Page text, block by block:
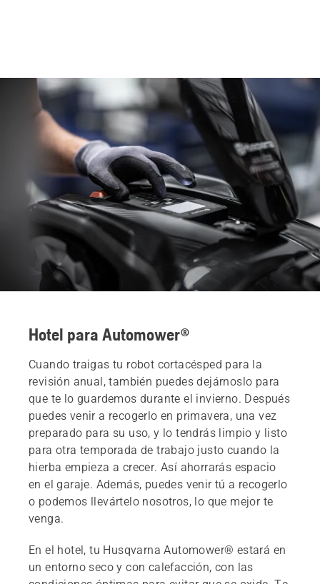
Hotel para Automower®
Cuando traigas tu robot cortacésped para la
revisión anual, también puedes dejárnoslo para
que te lo guardemos durante el invierno. Después
puedes venir a recogerlo en primavera, una vez
preparado para su uso, y lo tendrás limpio y listo
para otra temporada de trabajo justo cuando la
hierba empieza a crecer. Así ahorrarás espacio
en el garaje. Además, puedes venir tú a recogerlo
o podemos llevártelo nosotros, lo que mejor te
venga.
En el hotel, tu Husqvarna Automower® estará en
un entorno seco y con calefacción, con las